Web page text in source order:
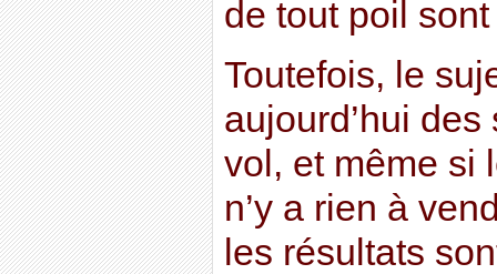
de tout poil
Toutefois, le
aujourd’hui
vol, et même si
n’y a rien à
les résultats